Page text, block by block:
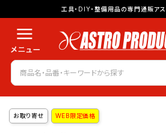
工具・DIY・整備用品の専門通販ア
お取り寄せ WEB限定価格